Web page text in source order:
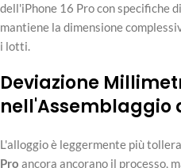
dell'iPhone 16 Pro con specifiche
mantiene la dimensione
i lotti.
Deviazione
nell'Assemblaggio
L'alloggio è leggermente più
Pro ancora ancorano il processo,